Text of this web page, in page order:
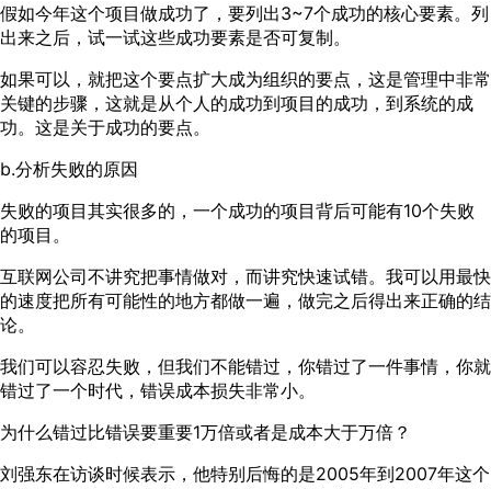
假如今年这个项目做成功了，要列出3~7个成功的核心要素。列
出来之后，试一试这些成功要素是否可复制。
如果可以，就把这个要点扩大成为组织的要点，这是管理中非常
关键的步骤，这就是从个人的成功到项目的成功，到系统的成
功。这是关于成功的要点。
b.分析失败的原因
失败的项目其实很多的，一个成功的项目背后可能有10个失败
的项目。
互联网公司不讲究把事情做对，而讲究快速试错。我可以用最快
的速度把所有可能性的地方都做一遍，做完之后得出来正确的结
论。
我们可以容忍失败，但我们不能错过，你错过了一件事情，你就
错过了一个时代，错误成本损失非常小。
为什么错过比错误要重要1万倍或者是成本大于万倍？
刘强东在访谈时候表示，他特别后悔的是2005年到2007年这个